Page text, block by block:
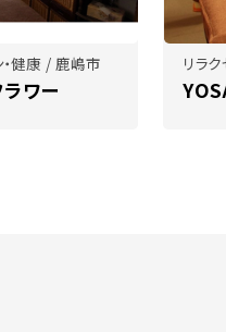
・健康 / 鹿嶋市
ワー
リラ